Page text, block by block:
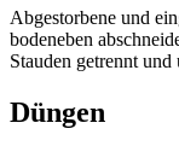
Abgestorbene und
bodeneben
Stauden getrennt
Düngen